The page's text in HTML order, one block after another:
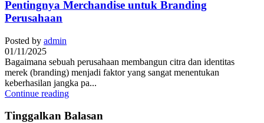
Pentingnya Merchandise untuk Branding
Perusahaan
Posted by admin
01/11/2025
Bagaimana sebuah perusahaan membangun citra dan identitas
merek (branding) menjadi faktor yang sangat menentukan
keberhasilan jangka pa...
Continue reading
Tinggalkan Balasan